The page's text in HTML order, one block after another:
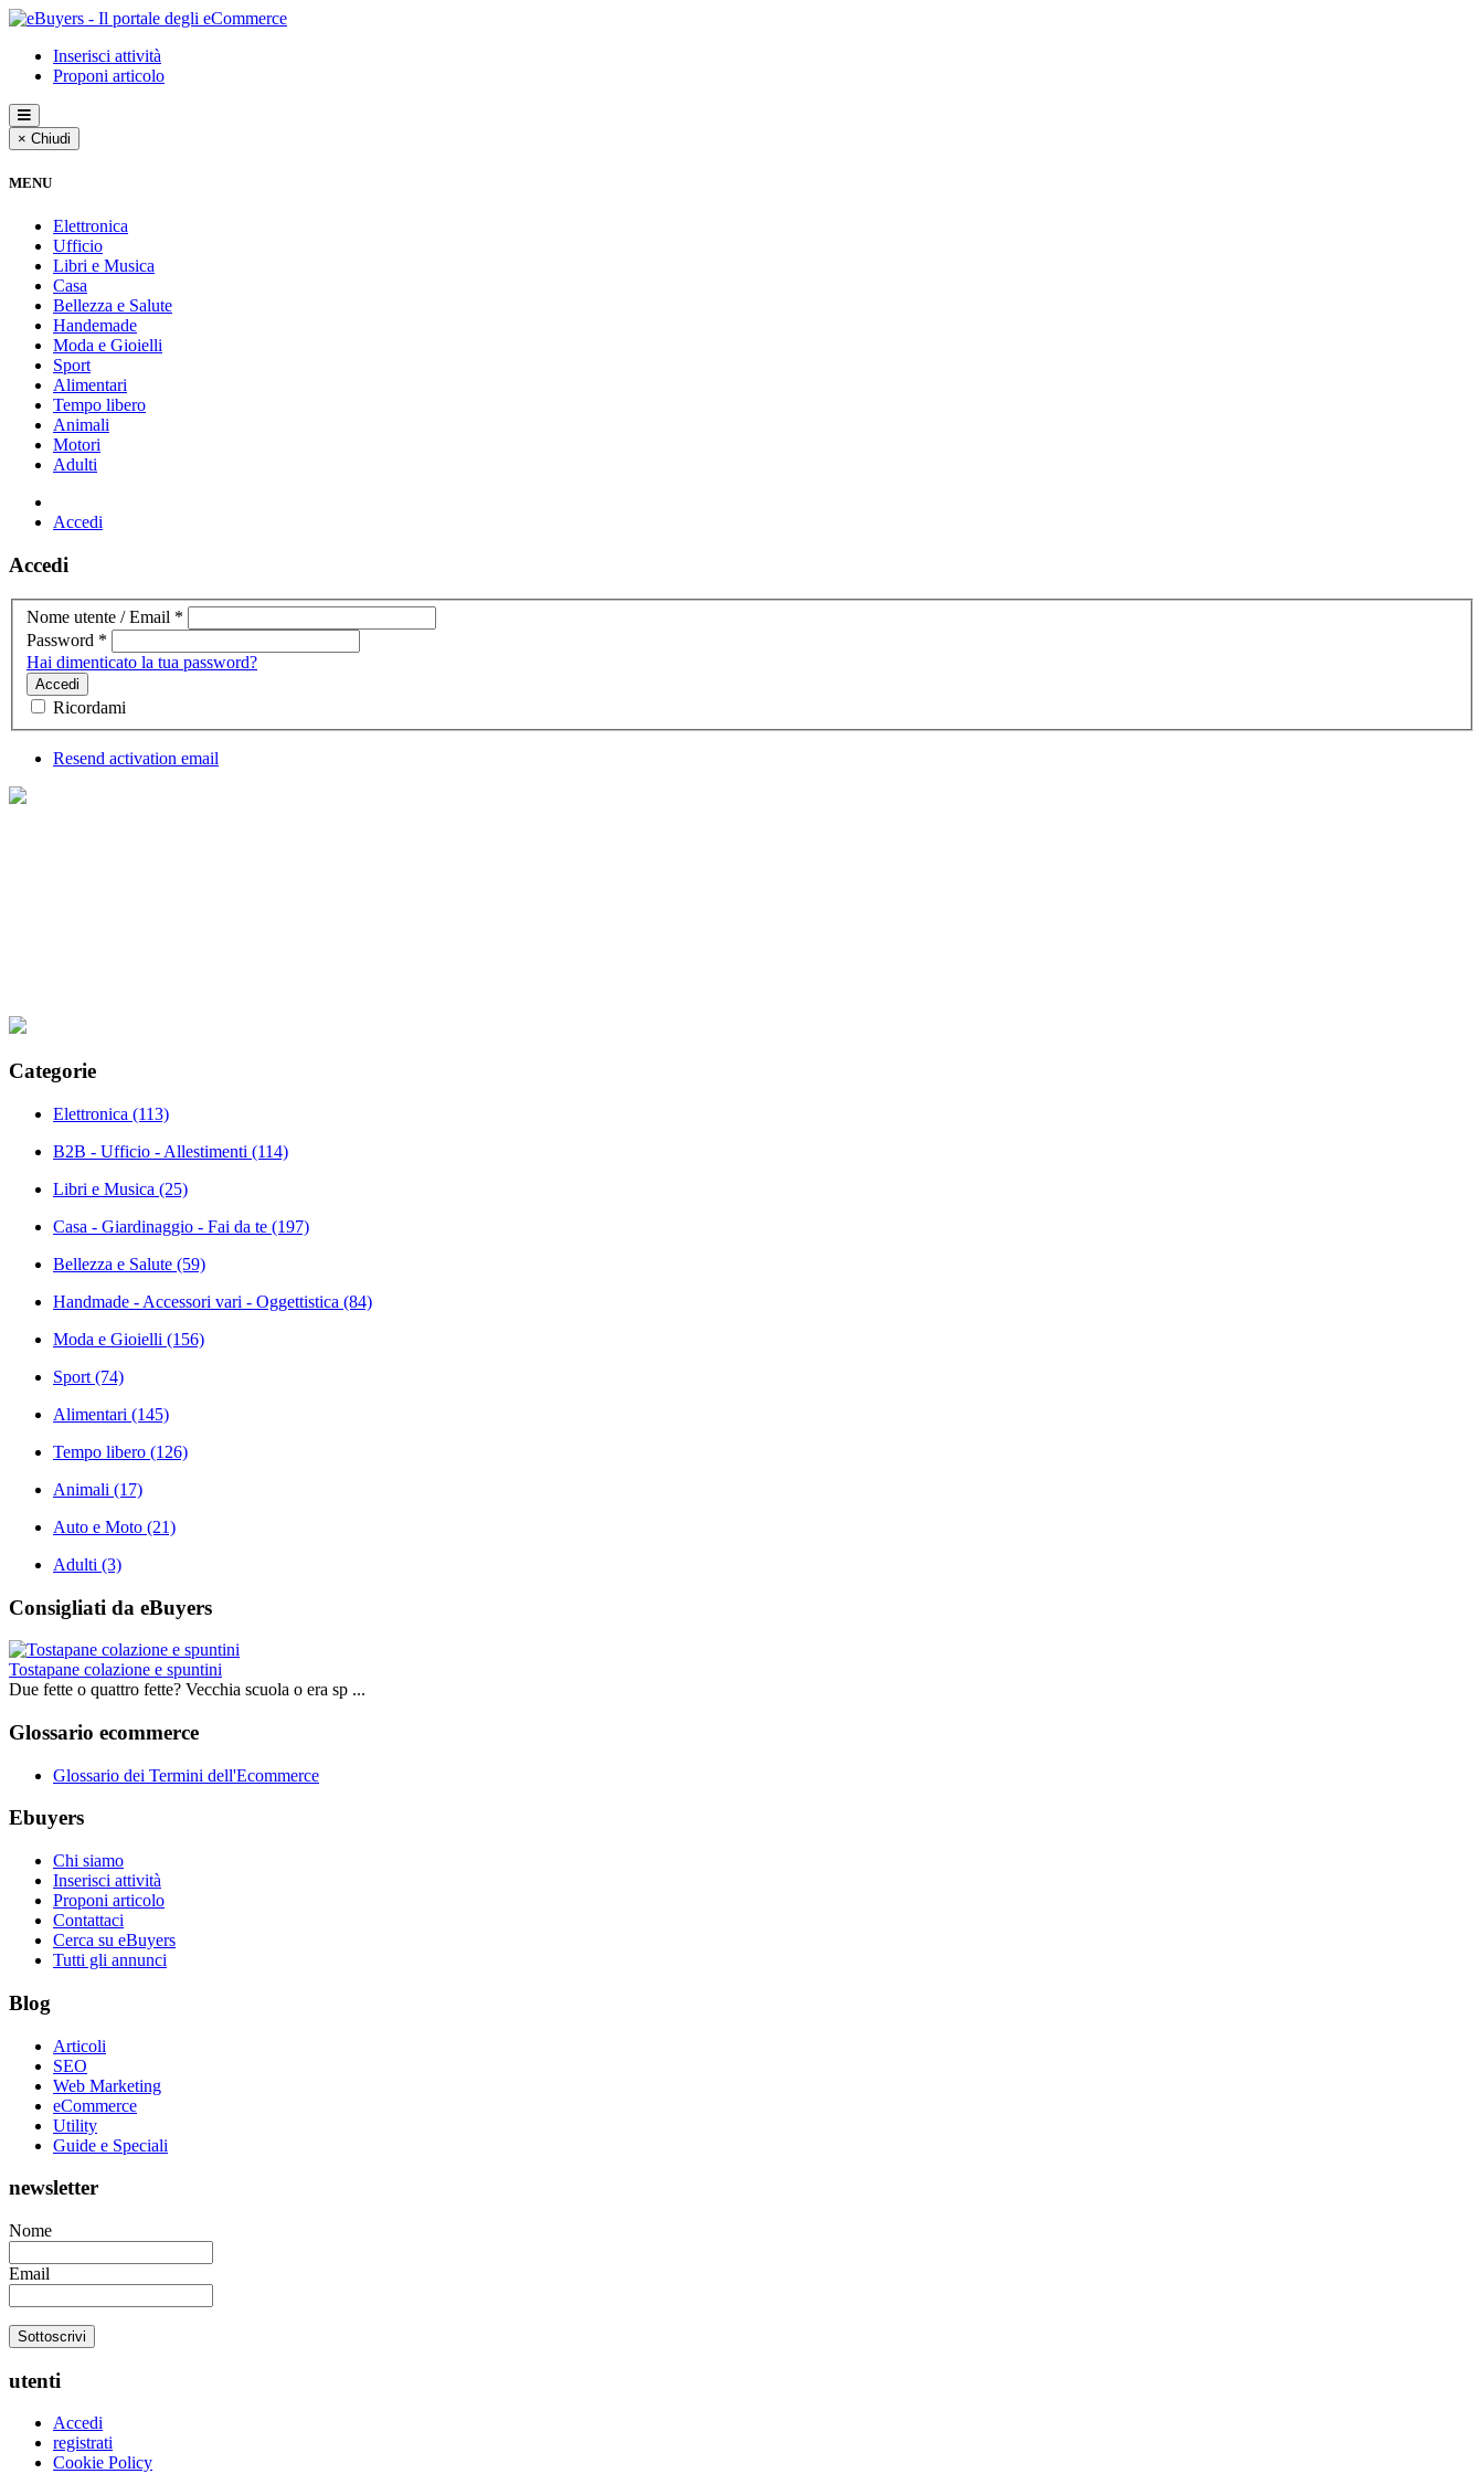
Inserisci attività
Proponi articolo
× Chiudi
MENU
Elettronica
Ufficio
Libri e Musica
Casa
Bellezza e Salute
Handemade
Moda e Gioielli
Sport
Alimentari
Tempo libero
Animali
Motori
Adulti
Accedi
Accedi
Nome utente / Email *
Password *
Hai dimenticato la tua password?
Accedi
Ricordami
Resend activation email
Categorie
Elettronica (113)
B2B - Ufficio - Allestimenti (114)
Libri e Musica (25)
Casa - Giardinaggio - Fai da te (197)
Bellezza e Salute (59)
Handmade - Accessori vari - Oggettistica (84)
Moda e Gioielli (156)
Sport (74)
Alimentari (145)
Tempo libero (126)
Animali (17)
Auto e Moto (21)
Adulti (3)
Consigliati da eBuyers
Tostapane colazione e spuntini
Due fette o quattro fette? Vecchia scuola o era sp ...
Glossario ecommerce
Glossario dei Termini dell'Ecommerce
Ebuyers
Chi siamo
Inserisci attività
Proponi articolo
Contattaci
Cerca su eBuyers
Tutti gli annunci
Blog
Articoli
SEO
Web Marketing
eCommerce
Utility
Guide e Speciali
newsletter
Nome
Email
utenti
Accedi
registrati
Cookie Policy